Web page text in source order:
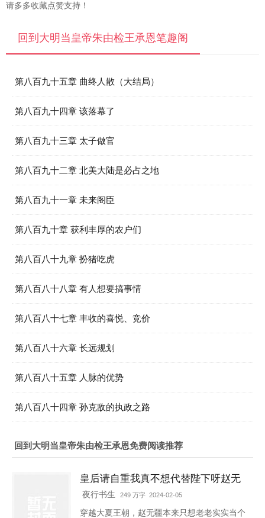
请多多收藏点赞支持！
回到大明当皇帝朱由检王承恩笔趣阁
第八百九十五章 曲终人散（大结局）
第八百九十四章 该落幕了
第八百九十三章 太子做官
第八百九十二章 北美大陆是必占之地
第八百九十一章 未来阁臣
第八百九十章 获利丰厚的农户们
第八百八十九章 扮猪吃虎
第八百八十八章 有人想要搞事情
第八百八十七章 丰收的喜悦、竞价
第八百八十六章 长远规划
第八百八十五章 人脉的优势
第八百八十四章 孙克敌的执政之路
回到大明当皇帝朱由检王承恩免费阅读推荐
皇后请自重我真不想代替陛下呀赵无
疆轩辕靖独孤明玥
夜行书生 249 万字 2024-02-05
穿越大夏王朝，赵无疆本来只想老老实实当个